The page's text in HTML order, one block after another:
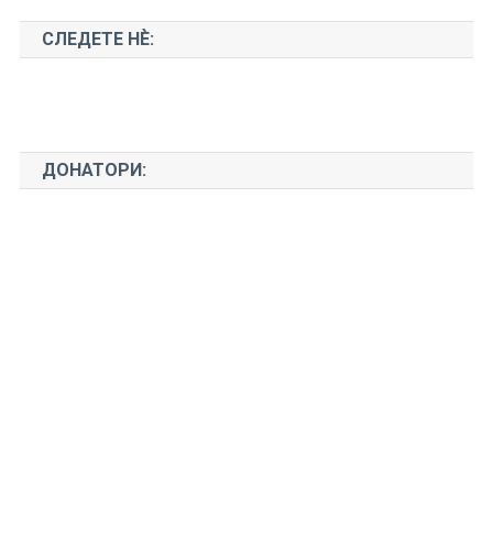
напис
СЛЕДЕТЕ НЀ:
ДОНАТОРИ: